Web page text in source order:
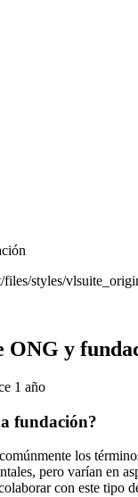
ONG y
1 año
fundación?
los
pero varían en
con este tipo